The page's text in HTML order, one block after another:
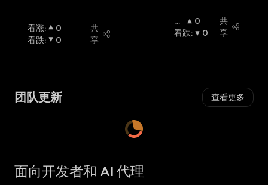
看涨:
0
看跌: 0
共
享
看
涨:
0
看跌: 0
共
享
团队更新 查看更多
面向开发者和 AI 代理